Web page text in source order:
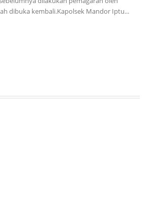
dibuka kembali.Kapolsek Mandor Iptu...